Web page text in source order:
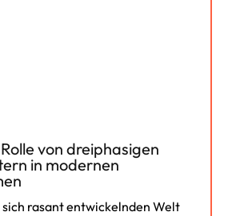
von dreiphasigen
in modernen
rasant entwickelnden Welt